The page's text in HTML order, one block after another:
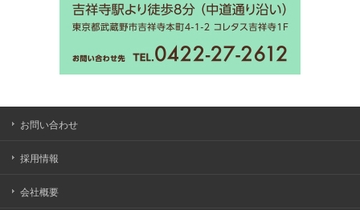
お問い合わせ
採用情報
会社概要